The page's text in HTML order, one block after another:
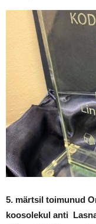
5. märtsil toimunud
koosolekul anti